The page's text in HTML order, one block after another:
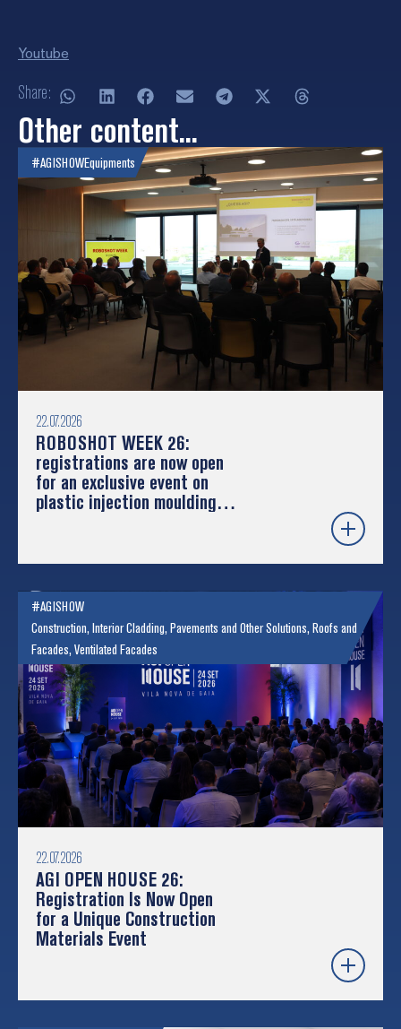
Youtube
Share:
Other content...
#AGISHOWEquipments
22.07.2026
ROBOSHOT WEEK 26:
registrations are now open
for an exclusive event on
plastic injection moulding
#AGISHOW
Construction, Interior Cladding, Pavements and Other Solutions, Roofs and
Facades, Ventilated Facades
22.07.2026
AGI OPEN HOUSE 26:
Registration Is Now Open
for a Unique Construction
Materials Event